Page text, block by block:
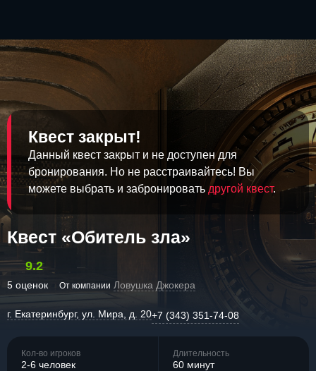
Квест закрыт!
Данный квест закрыт и не доступен для
бронирования. Но не расстраивайтесь! Вы
можете выбрать и забронировать другой квест.
Квест «Обитель зла»
9.2
5 оценок От компании Ловушка Джокера
г. Екатеринбург, ул. Мира, д. 20+7 (343) 351-74-08
Кол-во игроков
2-6 человек
Длительность
60 минут